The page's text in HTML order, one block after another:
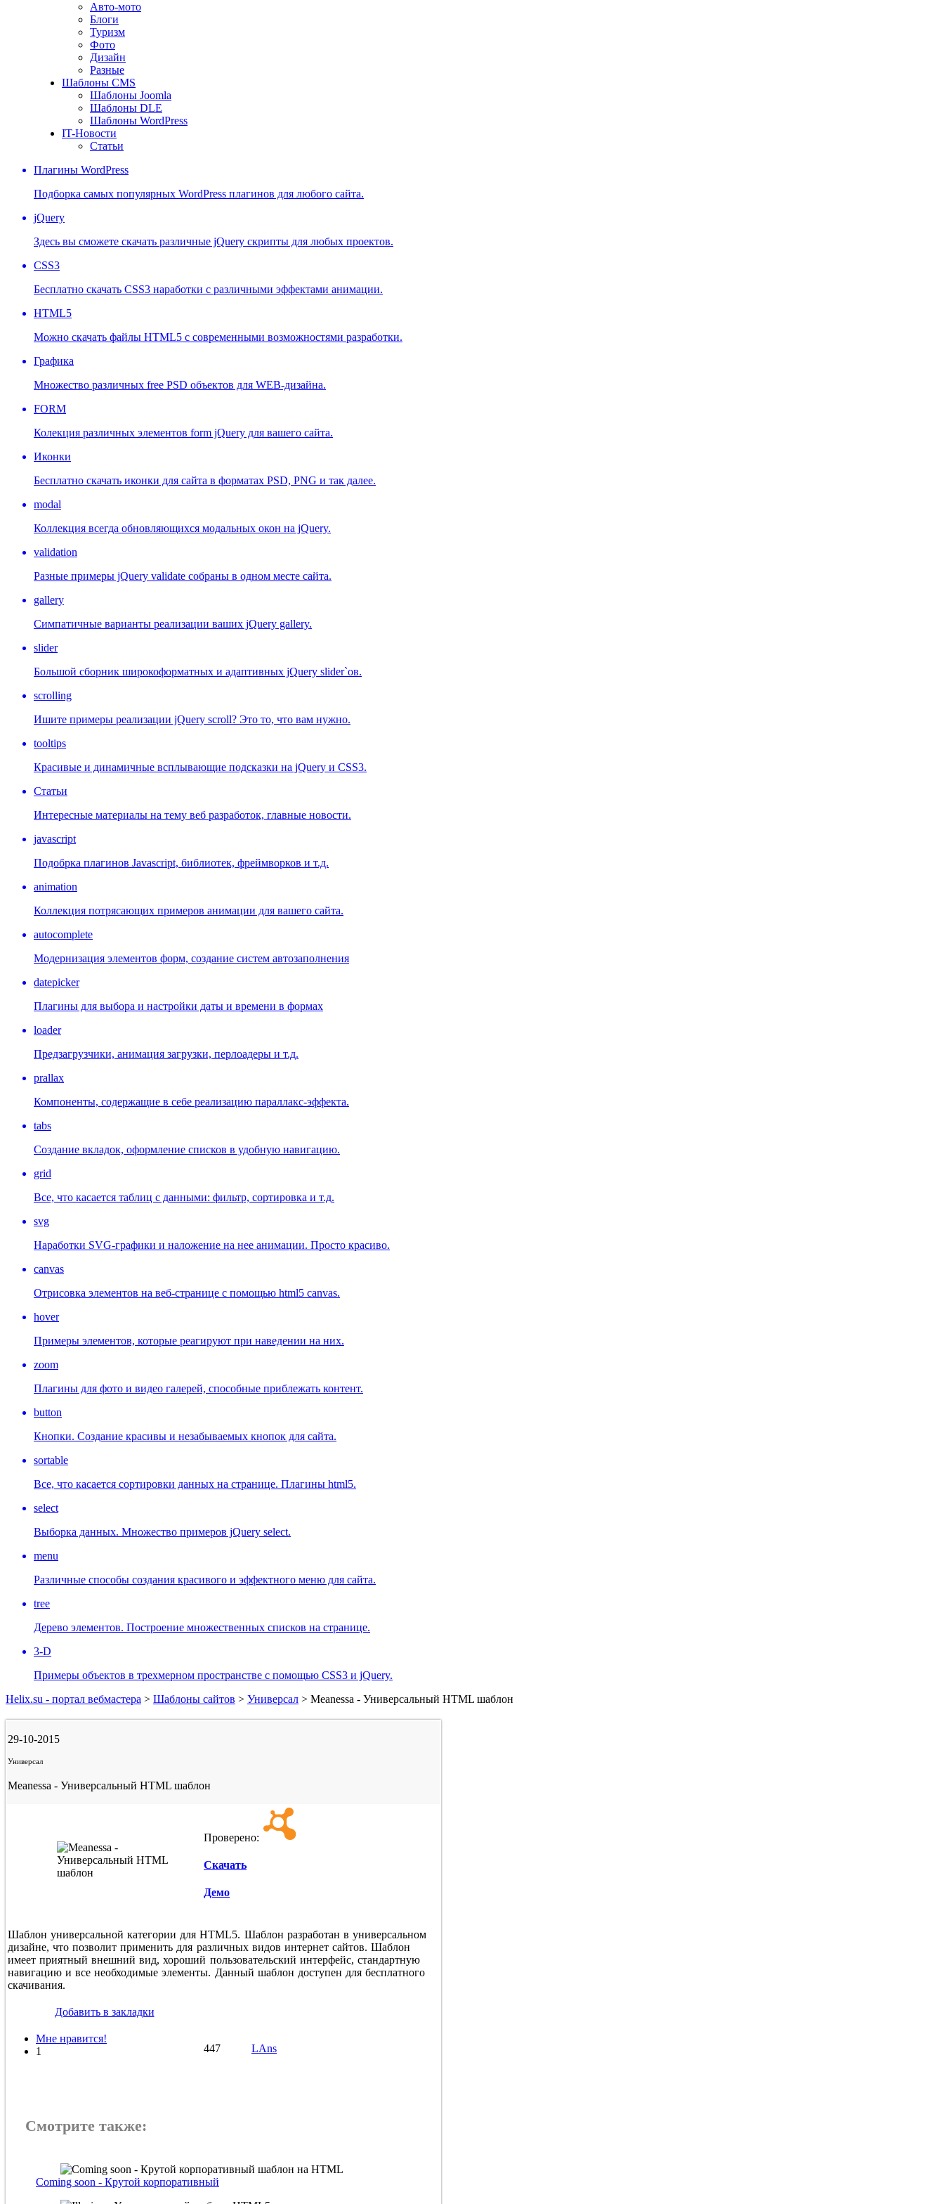
Авто-мото
Блоги
Туризм
Фото
Дизайн
Разные
Шаблоны CMS
Шаблоны Joomla
Шаблоны DLE
Шаблоны WordPress
IT-Новости
Статьи
Плагины WordPress
Подборка самых популярных WordPress плагинов для любого сайта.
jQuery
Здесь вы сможете скачать различные jQuery скрипты для любых проектов.
CSS3
Бесплатно скачать CSS3 наработки с различными эффектами анимации.
HTML5
Можно скачать файлы HTML5 с современными возможностями разработки.
Графика
Множество различных free PSD объектов для WEB-дизайна.
FORM
Колекция различных элементов form jQuery для вашего сайта.
Иконки
Бесплатно скачать иконки для сайта в форматах PSD, PNG и так далее.
modal
Коллекция всегда обновляющихся модальных окон на jQuery.
validation
Разные примеры jQuery validate собраны в одном месте сайта.
gallery
Симпатичные варианты реализации ваших jQuery gallery.
slider
Большой сборник широкоформатных и адаптивных jQuery slider`ов.
scrolling
Ишите примеры реализации jQuery scroll? Это то, что вам нужно.
tooltips
Красивые и динамичные всплывающие подсказки на jQuery и CSS3.
Статьи
Интересные материалы на тему веб разработок, главные новости.
javascript
Подобрка плагинов Javascript, библиотек, фреймворков и т.д.
animation
Коллекция потрясающих примеров анимации для вашего сайта.
autocomplete
Модернизация элементов форм, создание систем автозаполнения
datepicker
Плагины для выбора и настройки даты и времени в формах
loader
Предзагрузчики, анимация загрузки, перлоадеры и т.д.
prallax
Компоненты, содержащие в себе реализацию параллакс-эффекта.
tabs
Создание вкладок, оформление списков в удобную навигацию.
grid
Все, что касается таблиц с данными: фильтр, сортировка и т.д.
svg
Наработки SVG-графики и наложение на нее анимации. Просто красиво.
canvas
Отрисовка элементов на веб-странице с помощью html5 canvas.
hover
Примеры элементов, которые реагируют при наведении на них.
zoom
Плагины для фото и видео галерей, способные приблежать контент.
button
Кнопки. Создание красивы и незабываемых кнопок для сайта.
sortable
Все, что касается сортировки данных на странице. Плагины html5.
select
Выборка данных. Множество примеров jQuery select.
menu
Различные способы создания красивого и эффектного меню для сайта.
tree
Дерево элементов. Построение множественных списков на странице.
3-D
Примеры объектов в трехмерном пространстве с помощью CSS3 и jQuery.
Helix.su - портал вебмастера > Шаблоны сайтов > Универсал > Meanessa - Универсальный HTML шаблон
29-10-2015
Универсал
Meanessa - Универсальный HTML шаблон
Проверено:
Скачать
Демо
Шаблон универсальной категории для HTML5. Шаблон разработан в универсальном
дизайне, что позволит применить для различных видов интернет сайтов. Шаблон
имеет приятный внешний вид, хороший пользовательский интерфейс, стандартную
навигацию и все необходимые элементы. Данный шаблон доступен для бесплатного
скачивания.
Добавить в закладки
Мне нравится!
1
447 LAns
Смотрите также:
Coming soon - Крутой корпоративный